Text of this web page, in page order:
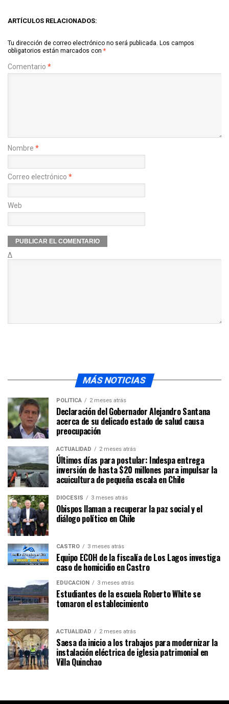
ARTÍCULOS RELACIONADOS:
Tu dirección de correo electrónico no será publicada. Los campos
obligatorios están marcados con *
Comentario *
Nombre *
Correo electrónico *
Web
Δ
MÁS NOTICIAS
POLÍTICA 2 meses atrás
Declaración del Gobernador Alejandro Santana
acerca de su delicado estado de salud causa
preocupación
ACTUALIDAD 2 meses atrás
Últimos días para postular: Indespa entrega
inversión de hasta $20 millones para impulsar la
acuicultura de pequeña escala en Chile
DIÓCESIS 3 meses atrás
Obispos llaman a recuperar la paz social y el
diálogo político en Chile
CASTRO 3 meses atrás
Equipo ECOH de la fiscalía de Los Lagos investiga
caso de homicidio en Castro
EDUCACIÓN 3 meses atrás
Estudiantes de la escuela Roberto White se
tomaron el establecimiento
ACTUALIDAD 2 meses atrás
Saesa da inicio a los trabajos para modernizar la
instalación eléctrica de iglesia patrimonial en
Villa Quinchao